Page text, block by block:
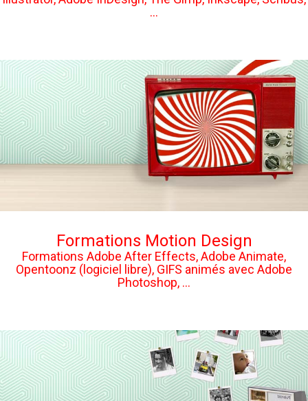
...
Formations Motion Design
Formations Adobe After Effects, Adobe Animate,
Opentoonz (logiciel libre), GIFS animés avec Adobe
Photoshop, ...